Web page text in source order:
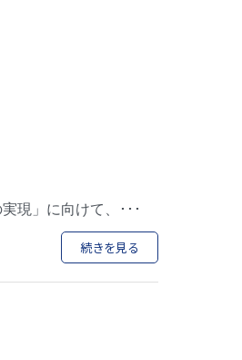
現」に向けて、･･･
続きを見る